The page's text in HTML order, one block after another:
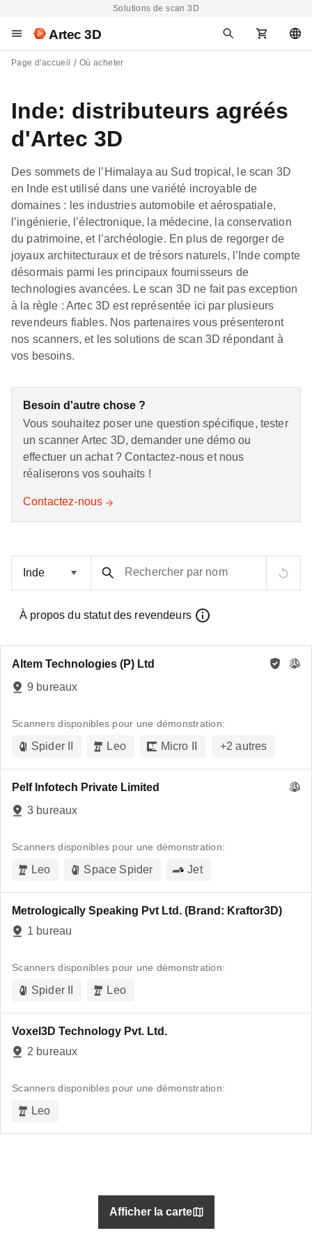
Solutions de scan 3D
Artec 3D
Page d'accueil Où acheter
Inde: distributeurs agréés
d'Artec 3D
Des sommets de l’Himalaya au Sud tropical, le scan 3D
en Inde est utilisé dans une variété incroyable de
domaines : les industries automobile et aérospatiale,
l’ingénierie, l’électronique, la médecine, la conservation
du patrimoine, et l’archéologie. En plus de regorger de
joyaux architecturaux et de trésors naturels, l’Inde compte
désormais parmi les principaux fournisseurs de
technologies avancées. Le scan 3D ne fait pas exception
à la règle : Artec 3D est représentée ici par plusieurs
revendeurs fiables. Nos partenaires vous présenteront
nos scanners, et les solutions de scan 3D répondant à
vos besoins.
Besoin d'autre chose ?
Vous souhaitez poser une question spécifique, tester
un scanner Artec 3D, demander une démo ou
effectuer un achat ? Contactez-nous et nous
réaliserons vos souhaits !
Contactez-nous
Rechercher par nom
À propos du statut des revendeurs
Altem Technologies (P) Ltd
9 bureaux
Scanners disponibles pour une démonstration:
Spider II Leo Micro II +2 autres
Pelf Infotech Private Limited
3 bureaux
Scanners disponibles pour une démonstration:
Leo Space Spider Jet
Metrologically Speaking Pvt Ltd. (Brand: Kraftor3D)
1 bureau
Scanners disponibles pour une démonstration:
Spider II Leo
Voxel3D Technology Pvt. Ltd.
2 bureaux
Scanners disponibles pour une démonstration:
Leo
Afficher la carte